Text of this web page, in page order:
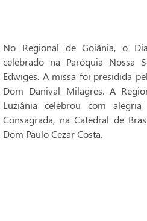
No Regional de Goiânia, o
celebrado na Paróquia Nossa
Edwiges. A missa foi presidida
Dom Danival Milagres. A
Luziânia celebrou com
Consagrada, na Catedral de
Dom Paulo Cezar Costa.